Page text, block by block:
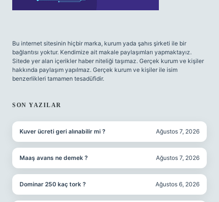
Bu internet sitesinin hiçbir marka, kurum yada şahıs şirketi ile bir
bağlantısı yoktur. Kendimize ait makale paylaşımları yapmaktayız.
Sitede yer alan içerikler haber niteliği taşımaz. Gerçek kurum ve kişiler
hakkında paylaşım yapılmaz. Gerçek kurum ve kişiler ile isim
benzerlikleri tamamen tesadüfidir.
SON YAZILAR
Kuver ücreti geri alınabilir mi ? Ağustos 7, 2026
Maaş avans ne demek ? Ağustos 7, 2026
Dominar 250 kaç tork ? Ağustos 6, 2026